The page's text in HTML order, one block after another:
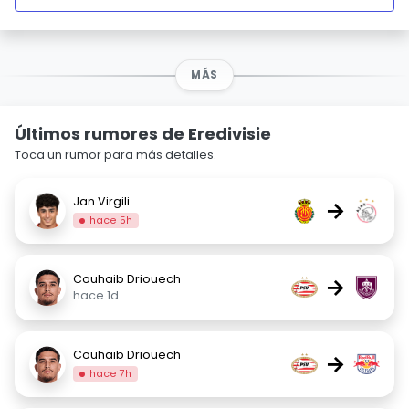
MÁS
Últimos rumores de Eredivisie
Toca un rumor para más detalles.
Jan Virgili
hace 5h →
Couhaib Driouech
hace 1d
→
Couhaib Driouech
hace 7h →